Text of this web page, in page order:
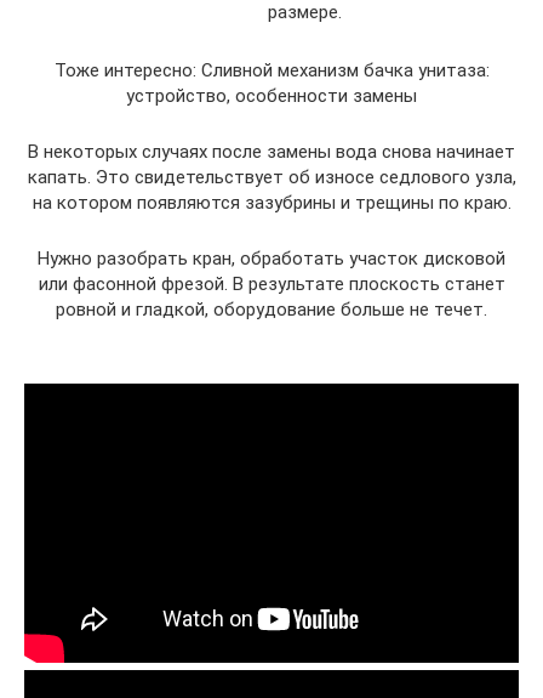
размере.
Тоже интересно: Сливной механизм бачка унитаза:
устройство, особенности замены
В некоторых случаях после замены вода снова начинает
капать. Это свидетельствует об износе седлового узла,
на котором появляются зазубрины и трещины по краю.
Нужно разобрать кран, обработать участок дисковой
или фасонной фрезой. В результате плоскость станет
ровной и гладкой, оборудование больше не течет.